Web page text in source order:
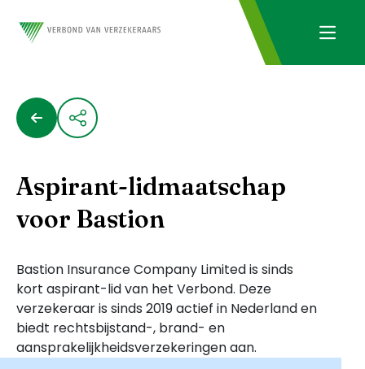
Aspirant-lidmaatschap
voor Bastion
Bastion Insurance Company Limited is sinds
kort aspirant-lid van het Verbond. Deze
verzekeraar is sinds 2019 actief in Nederland en
biedt rechtsbijstand-, brand- en
aansprakelijkheidsverzekeringen aan.